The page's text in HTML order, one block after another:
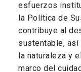
esfuerzos
la Política de
contribuye al
sustentable, así
la naturaleza y
marco del